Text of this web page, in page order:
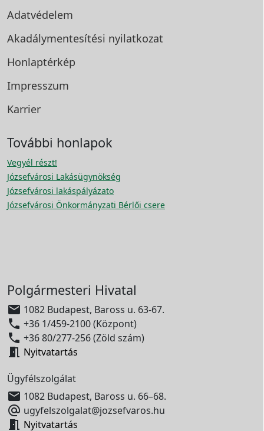
Adatvédelem
Akadálymentesítési nyilatkozat
Honlaptérkép
Impresszum
Karrier
További honlapok
Vegyél részt!
Józsefvárosi Lakásügynökség
Józsefvárosi lakáspályázato
Józsefvárosi Önkormányzati Bérlői csere
Polgármesteri Hivatal
 1082 Budapest, Baross u. 63-67.
 +36 1/459-2100 (Központ)
 +36 80/277-256 (Zöld szám)
 Nyitvatartás
Ügyfélszolgálat
 1082 Budapest, Baross u. 66–68.
 ugyfelszolgalat@jozsefvaros.hu
 Nyitvatartás